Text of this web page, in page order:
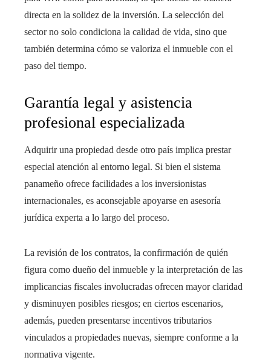
directa en la solidez de la inversión. La selección del
sector no solo condiciona la calidad de vida, sino que
también determina cómo se valoriza el inmueble con el
paso del tiempo.
Garantía legal y asistencia
profesional especializada
Adquirir una propiedad desde otro país implica prestar
especial atención al entorno legal. Si bien el sistema
panameño ofrece facilidades a los inversionistas
internacionales, es aconsejable apoyarse en asesoría
jurídica experta a lo largo del proceso.
La revisión de los contratos, la confirmación de quién
figura como dueño del inmueble y la interpretación de las
implicancias fiscales involucradas ofrecen mayor claridad
y disminuyen posibles riesgos; en ciertos escenarios,
además, pueden presentarse incentivos tributarios
vinculados a propiedades nuevas, siempre conforme a la
normativa vigente.